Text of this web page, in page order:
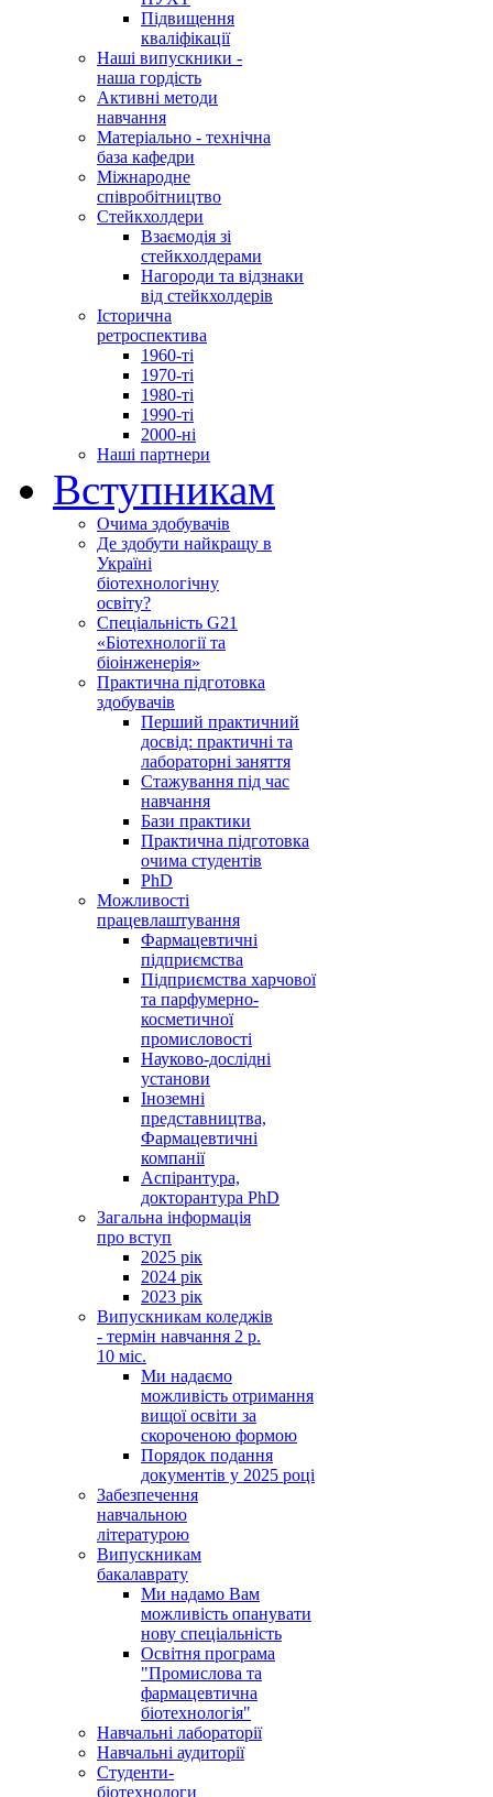
Підвищення
кваліфікації
Наші випускники -
наша гордість
Активні методи
навчання
Матеріально - технічна
база кафедри
Міжнародне
співробітництво
Стейкхолдери
Взаємодія зі
стейкхолдерами
Нагороди та відзнаки
від стейкхолдерів
Історична
ретроспектива
1960-ті
1970-ті
1980-ті
1990-ті
2000-ні
Наші партнери
Вступникам
Очима здобувачів
Де здобути найкращу в
Україні
біотехнологічну
освіту?
Спеціальність G21
«Біотехнології та
біоінженерія»
Практична підготовка
здобувачів
Перший практичний
досвід: практичні та
лабораторні заняття
Стажування під час
навчання
Бази практики
Практична підготовка
очима студентів
PhD
Можливості
працевлаштування
Фармацевтичні
підприємства
Підприємства харчової
та парфумерно-
косметичної
промисловості
Науково-дослідні
установи
Іноземні
представництва,
Фармацевтичні
компанії
Аспірантура,
докторантура PhD
Загальна інформація
про вступ
2025 рік
2024 рік
2023 рік
Випускникам коледжів
- термін навчання 2 р.
10 міс.
Ми надаємо
можливість отримання
вищої освіти за
скороченою формою
Порядок подання
документів у 2025 році
Забезпечення
навчальною
літературою
Випускникам
бакалаврату
Ми надамо Вам
можливість опанувати
нову спеціальність
Освітня програма
"Промислова та
фармацевтична
біотехнологія"
Навчальні лабораторії
Навчальні аудиторії
Студенти-
біотехнологи